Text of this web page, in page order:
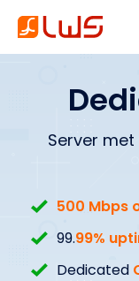
Server met
500 Mbps
99.99%
Dedicated